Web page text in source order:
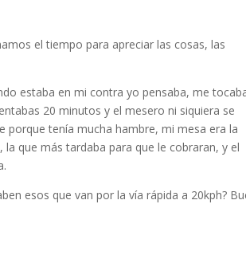
el tiempo para apreciar las cosas, las
estaba en mi contra yo pensaba, me
20 minutos y el mesero ni siquiera se
porque tenía mucha hambre, mi mesa era la
que más tardaba para que le cobraran, y el
esos que van por la vía rápida a 20kph?